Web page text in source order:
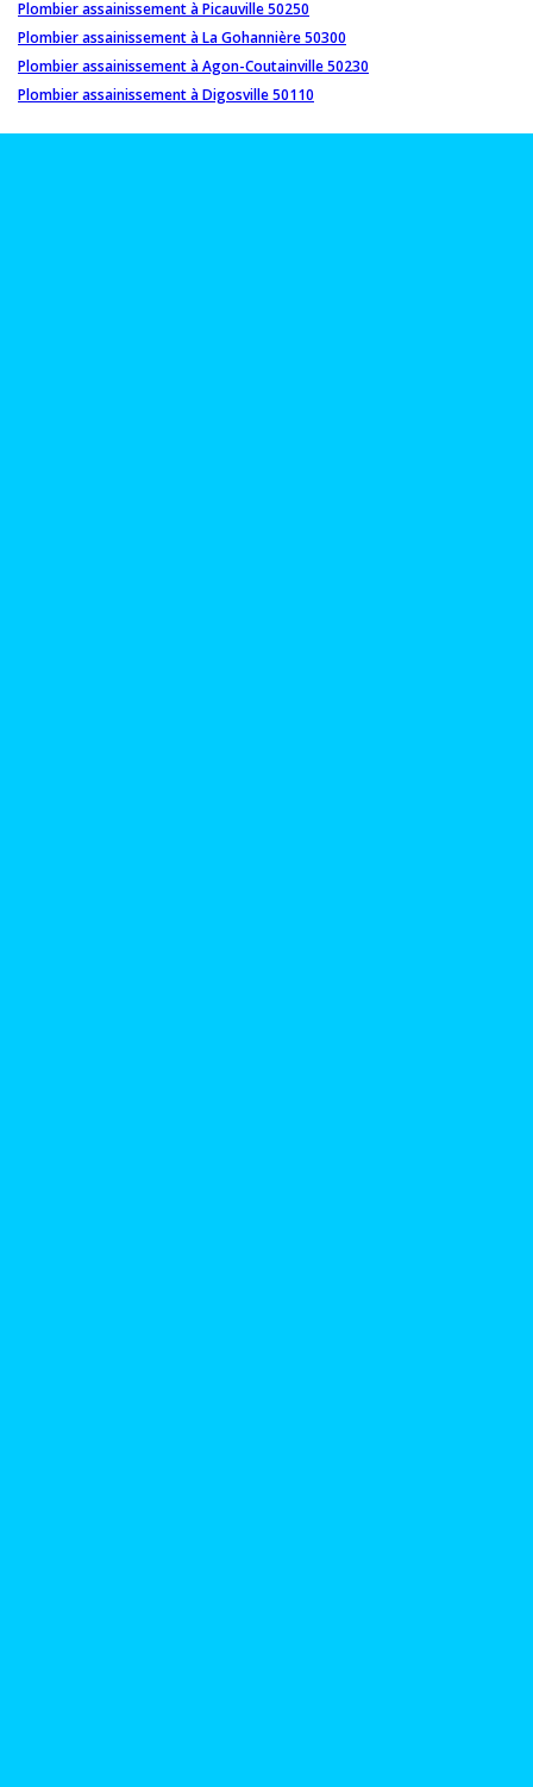
Plombier assainissement à Picauville 50250
Plombier assainissement à La Gohannière 50300
Plombier assainissement à Agon-Coutainville 50230
Plombier assainissement à Digosville 50110